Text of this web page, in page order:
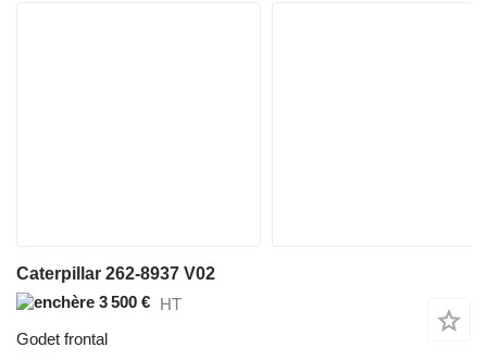
Caterpillar 262-8937 V02
3 500 € HT
Godet frontal